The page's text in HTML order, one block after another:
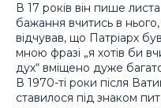
В 17 років він пише
бажання вчитись в
відчував, що Патріарх
мною фразі „я хотів би
дух“ вміщено дуже
В 1970-ті роки після
ставилося під знаком